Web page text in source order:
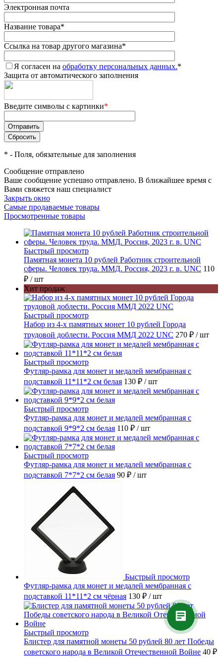
Электронная почта
Название товара*
Ссылка на товар другого магазина*
Я согласен на обработку персональных данных.*
Защита от автоматического заполнения
Введите символы с картинки*
* - Поля, обязательные для заполнения
Сообщение отправлено
Ваше сообщение успешно отправлено. В ближайшее время с
Вами свяжется наш специалист
Закрыть окно
Самые продаваемые товары
Просмотренные товары
Быстрый просмотр
Памятная монета 10 рублей Работник строительной
сферы. Человек труда. ММД. Россия, 2023 г. в. UNC 110
₽ / шт
Хит продаж
Быстрый просмотр
Набор из 4-х памятных монет 10 рублей Города
трудовой доблести. Россия ММД 2022 UNC 270 ₽ / шт
Быстрый просмотр
Футляр-рамка для монет и медалей мембранная с
подставкой 11*11*2 см белая 130 ₽ / шт
Быстрый просмотр
Футляр-рамка для монет и медалей мембранная с
подставкой 9*9*2 см белая 110 ₽ / шт
Быстрый просмотр
Футляр-рамка для монет и медалей мембранная с
подставкой 7*7*2 см белая 90 ₽ / шт
Быстрый просмотр
Футляр-рамка для монет и медалей мембранная с
подставкой 11*11*2 см чёрная 130 ₽ / шт
Быстрый просмотр
Блистер для памятной монеты 50 рублей 80 лет Победы
советского народа в Великой Отечественной Войне 40 ₽